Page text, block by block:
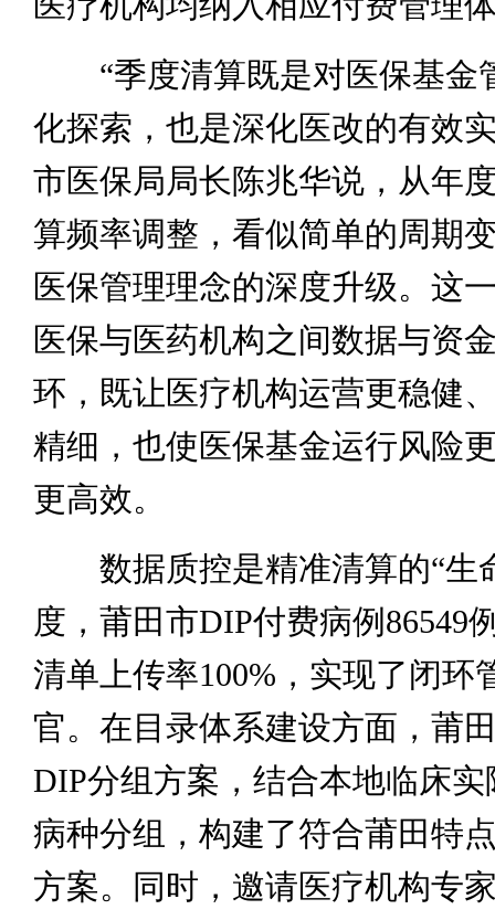
“季度清算既是对医保基金
化探索，也是深化医改的有效
市医保局局长陈兆华说，从年
算频率调整，看似简单的周期
医保管理理念的深度升级。这
医保与医药机构之间数据与资
环，既让医疗机构运营更稳健
精细，也使医保基金运行风险
更高效。
数据质控是精准清算的“生
度，莆田市DIP付费病例86549
清单上传率100%，实现了闭环
官。在目录体系建设方面，莆
DIP分组方案，结合本地临床
病种分组，构建了符合莆田特
方案。同时，邀请医疗机构专